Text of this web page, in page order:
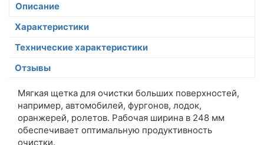
Описание
Характеристики
Технические характеристики
Отзывы
Мягкая щетка для очистки больших поверхностей,
например, автомобилей, фургонов, лодок,
оранжерей, ролетов. Рабочая ширина в 248 мм
обеспечивает оптимальную продуктивность
очистки.